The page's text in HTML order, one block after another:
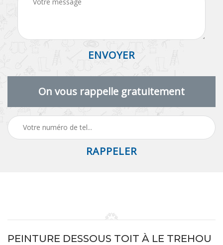
On vous rappelle gratuitement
PEINTURE DESSOUS TOIT À LE TREHOU